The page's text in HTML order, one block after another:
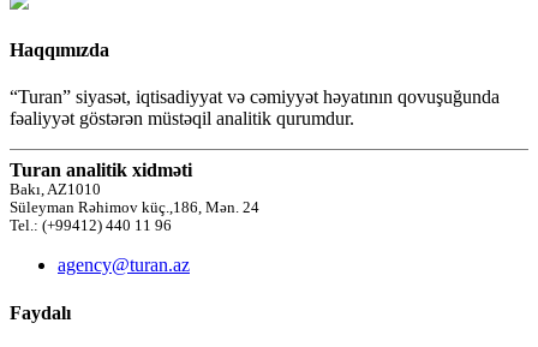
Haqqımızda
“Turan” siyasət, iqtisadiyyat və cəmiyyət həyatının qovuşuğunda
fəaliyyət göstərən müstəqil analitik qurumdur.
Turan analitik xidməti
Bakı, AZ1010
Süleyman Rəhimov küç.,186, Mən. 24
Tel.: (+99412) 440 11 96
agency@turan.az
Faydalı